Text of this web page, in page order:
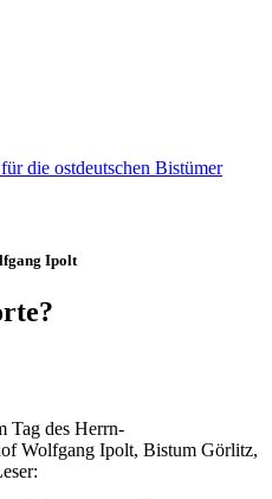
die ostdeutschen Bistümer
Ipolt
Tag des Herrn-
Wolfgang Ipolt, Bistum Görlitz,